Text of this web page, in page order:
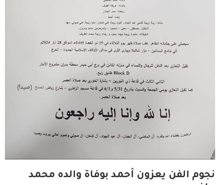
نجوم الفن يعزون أحمد بوفاة والده محمد